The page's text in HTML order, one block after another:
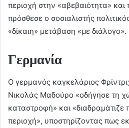
περιοχή στην «αβεβαιότητα» και
πρόσθεσε ο σοσιαλιστής
«δίκαιη» μετάβαση «με διάλογο».
Γερμανία
Ο γερμανός καγκελάριος
Νικολάς Μαδούρο «οδήγησε τη
καταστροφή» και
περιοχή», υποστηρίζοντας πως